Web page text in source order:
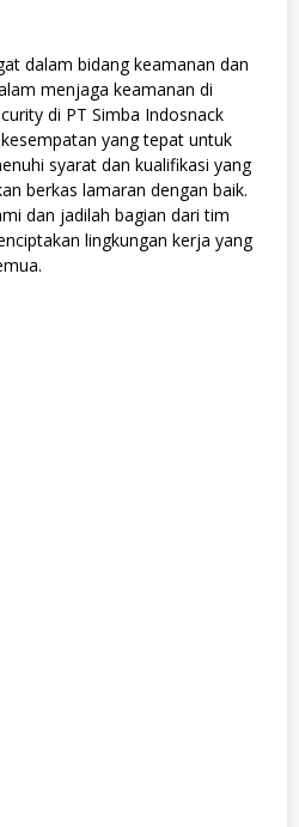
dalam bidang keamanan dan
menjaga keamanan di
di PT Simba Indosnack
yang tepat untuk
syarat dan kualifikasi yang
berkas lamaran dengan baik.
dan jadilah bagian dari tim
lingkungan kerja yang